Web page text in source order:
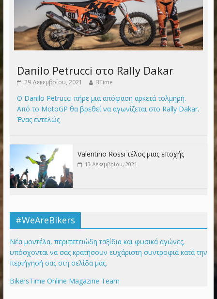
Danilo Petrucci στο Rally Dakar
29 Δεκεμβρίου, 2021 BTime
Ο Danilo Petrucci πήρε μια απόφαση αρκετά τολμηρή.
Από το MotoGP θα βρεθεί να αγωνίζεται στο Rally Dakar.
Ένας εντελώς
Valentino Rossi τέλος μιας εποχής
13 Δεκεμβρίου, 2021
#WeAreBikers
Νέα μοντέλα, περιπετειώδη ταξίδια και φυσικά αγώνες,
υπόσχονται να σας κρατήσουν ευχάριστη συντροφιά κατά την
περιήγησή σας στη σελίδα μας.
BikersTime Online Magazine Team